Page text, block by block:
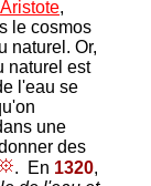
Aristote,
le cosmos
naturel. Or,
naturel est
l'eau se
une
des
. En 1320,